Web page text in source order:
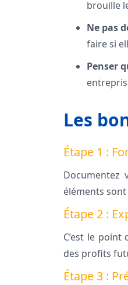
brouille
Ne pas
faire si
Penser
Les
Étape 1 :
Documentez
éléments
Étape 2 :
C’est le
des profits
Étape 3 :